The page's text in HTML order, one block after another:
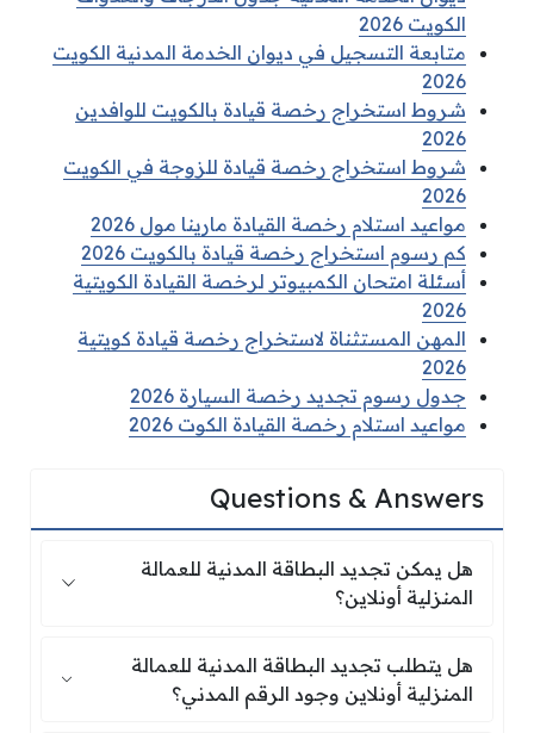
الكويت 2026
متابعة التسجيل في ديوان الخدمة المدنية الكويت
2026
شروط استخراج رخصة قيادة بالكويت للوافدين
2026
شروط استخراج رخصة قيادة للزوجة في الكويت
2026
مواعيد استلام رخصة القيادة مارينا مول 2026
كم رسوم استخراج رخصة قيادة بالكويت 2026
أسئلة امتحان الكمبيوتر لرخصة القيادة الكويتية
2026
المهن المستثناة لاستخراج رخصة قيادة كويتية
2026
جدول رسوم تجديد رخصة السيارة 2026
مواعيد استلام رخصة القيادة الكوت 2026
Questions & Answers
هل يمكن تجديد البطاقة المدنية للعمالة المنزلية
هل يمكن تجديد البطاقة المدنية للعمالة
المنزلية أونلاين؟
هل يتطلب تجديد البطاقة المدنية للعمالة
هل يتطلب تجديد البطاقة المدنية للعمالة
المنزلية أونلاين وجود الرقم المدني؟